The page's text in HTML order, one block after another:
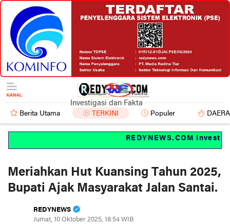
Investigasi dan Fakta
Berita Utama TERKINI Populer
REDYNEWS.COM
Meriahkan Hut Kuansing Tahun 2025,
Bupati Ajak Masyarakat Jalan Santai.
REDYNEWS
Jumat, 10 Oktober 2025, 18:54 WIB